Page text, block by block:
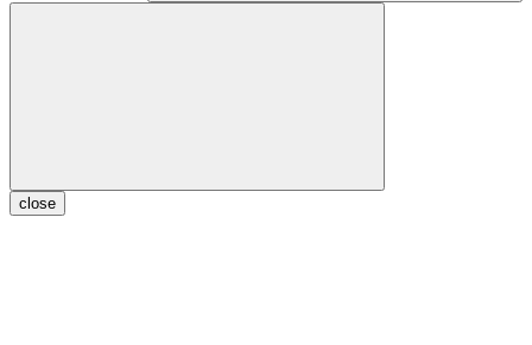
close